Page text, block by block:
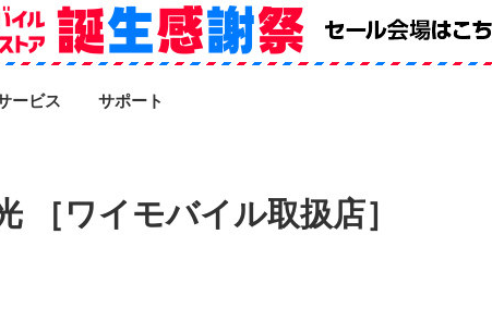
ービス サポート
［ワイモバイル取扱店］